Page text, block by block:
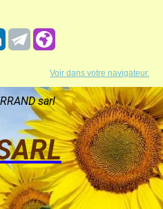
Voir dans votre navigateur.
sarl